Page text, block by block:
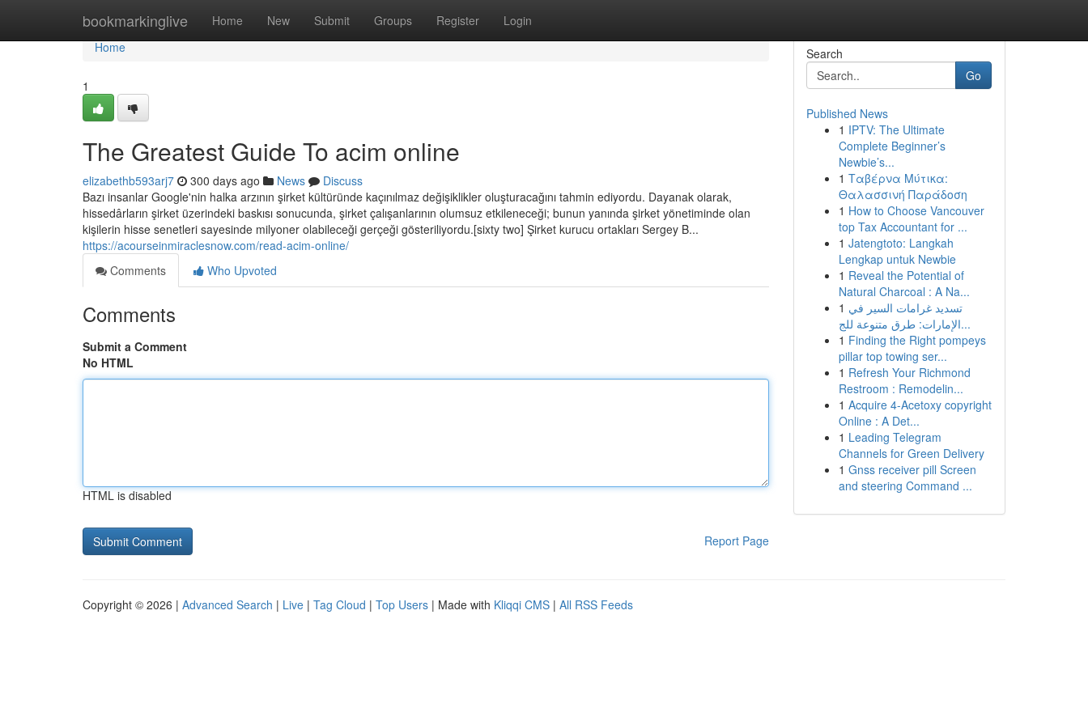
bookmarkinglive Home New Submit Groups Register Login
Home
Home
1
The Greatest Guide To acim online
elizabethb593arj7 300 days ago News
Discuss
Bazı insanlar Google'nin halka arzının şirket kültüründe kaçınılmaz değişiklikler oluşturacağını tahmin ediyordu. Dayanak olarak,
hissedârların şirket üzerindeki baskısı sonucunda, şirket çalışanlarının olumsuz etkileneceği; bunun yanında şirket yönetiminde olan
kişilerin hisse senetleri sayesinde milyoner olabileceği gerçeği gösteriliyordu.[sixty two] Şirket kurucu ortakları Sergey B...
https://acourseinmiraclesnow.com/read-acim-online/
Comments
Who Upvoted
Comments
Submit a Comment
No HTML
HTML is disabled
Report Page
Search
Go
Published News
1 IPTV: The Ultimate
Complete Beginner’s
Newbie’s...
1 Ταβέρνα Μύτικα:
Θαλασσινή Παράδοση
1 How to Choose Vancouver
top Tax Accountant for ...
1 Jatengtoto: Langkah
Lengkap untuk Newbie
1 Reveal the Potential of
Natural Charcoal : A Na...
1 تسديد غرامات السير في
الإمارات: طرق متنوعة للج...
1 Finding the Right pompeys
pillar top towing ser...
1 Refresh Your Richmond
Restroom : Remodelin...
1 Acquire 4-Acetoxy copyright
Online : A Det...
1 Leading Telegram
Channels for Green Delivery
1 Gnss receiver pill Screen
and steering Command ...
Copyright © 2026 | Advanced Search | Live | Tag Cloud | Top Users | Made with Kliqqi CMS | All RSS Feeds